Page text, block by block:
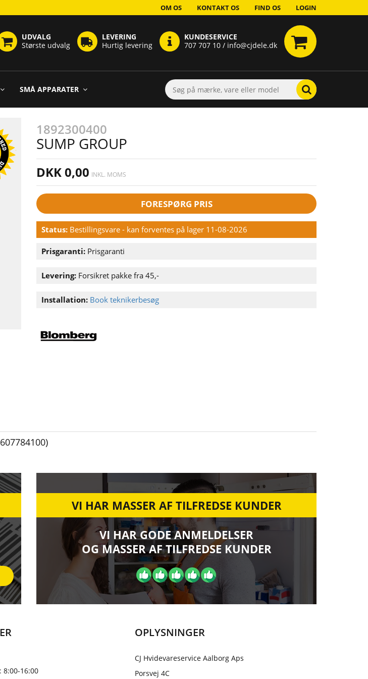
OM OS KONTAKT OS FIND OS LOGIN
UDVALG
Største udvalg
LEVERING
Hurtig levering
KUNDESERVICE
707 707 10 / info@cjdele.dk
SMÅ APPARATER
1892300400
SUMP GROUP
DKK 0,00 INKL. MOMS
FORESPØRG PRIS
Status: Bestillingsvare - kan forventes på lager 11-08-2026
Prisgaranti: Prisgaranti
Levering: Forsikret pakke fra 45,-
Installation: Book teknikerbesøg
VI HAR MASSER AF TILFREDSE KUNDER
VI HAR GODE ANMELDELSER
OG MASSER AF TILFREDSE KUNDER
8:00-16:00
OPLYSNINGER
CJ Hvidevareservice Aalborg Aps
Porsvej 4C